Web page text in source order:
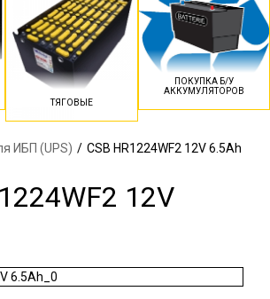
ТЯГОВЫЕ
ПОКУПКА Б/У
АККУМУЛЯТОРОВ
ИБП (UPS) / CSB HR1224WF2 12V 6.5Ah
12V